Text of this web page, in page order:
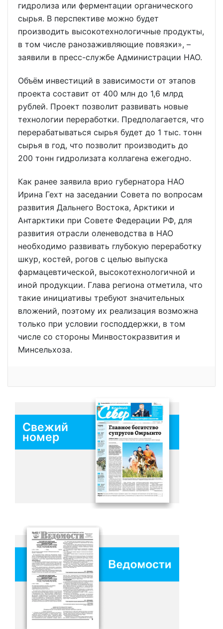
гидролиза или ферментации органического
сырья. В перспективе можно будет
производить высокотехнологичные продукты,
в том числе ранозаживляющие повязки», –
заявили в пресс-службе Администрации НАО.
Объём инвестиций в зависимости от этапов
проекта составит от 400 млн до 1,6 млрд
рублей. Проект позволит развивать новые
технологии переработки. Предполагается, что
перерабатываться сырья будет до 1 тыс. тонн
сырья в год, что позволит производить до
200 тонн гидролизата коллагена ежегодно.
Как ранее заявила врио губернатора НАО
Ирина Гехт на заседании Совета по вопросам
развития Дальнего Востока, Арктики и
Антарктики при Совете Федерации РФ, для
развития отрасли оленеводства в НАО
необходимо развивать глубокую переработку
шкур, костей, рогов с целью выпуска
фармацевтической, высокотехнологичной и
иной продукции. Глава региона отметила, что
такие инициативы требуют значительных
вложений, поэтому их реализация возможна
только при условии господдержки, в том
числе со стороны Минвостокразвития и
Минсельхоза.
Свежий
номер